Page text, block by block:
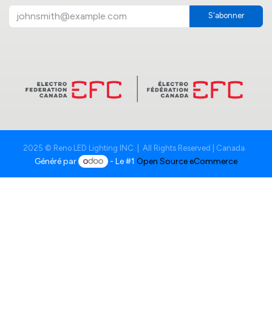
S'abonner
2025 © Reno LED Lighting INC. | All Rights Reserved | Canada
Généré par - Le #1 Open Source eCommerce